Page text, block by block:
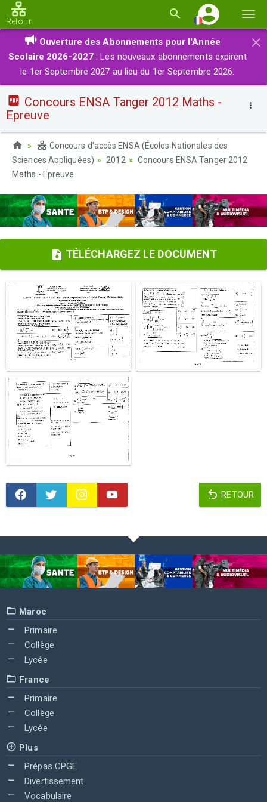
la
Retour
×
Ouverture des Abonnements pour l'Année
Scolaire 2026-2027 : Les nouveaux abonnements expirent
le 1er Septembre 2027 au lieu du 1er Septembre 2026.
Concours ENSA Tanger 2012 Maths -
Epreuve
Concours d'accès ENSA (Écoles Nationales des
Sciences Appliquées)
2012
Concours ENSA Tanger 2012
Maths - Epreuve
TÉLÉCHARGEZ LE DOCUMENT
RETOUR
Maroc
Primaire
Collège
Lycée
France
Primaire
Collège
Lycée
Plus
Prépas CPGE
Divertissement
Vocabulaire